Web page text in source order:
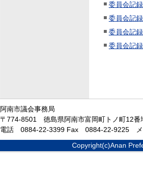
委員会記
委員会記
委員会記
委員会記
阿南市議会事務局
〒774-8501 徳島県阿南市富岡町トノ町12番
電話 0884-22-3399 Fax 0884-22-9225
Copyright(c)Anan